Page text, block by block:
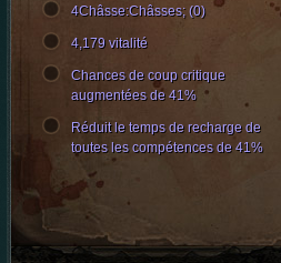
4Châsse:Châsses; (0)
4,179 vitalité
Chances de coup critique
augmentées de 41%
Réduit le temps de recharge de
toutes les compétences de 41%